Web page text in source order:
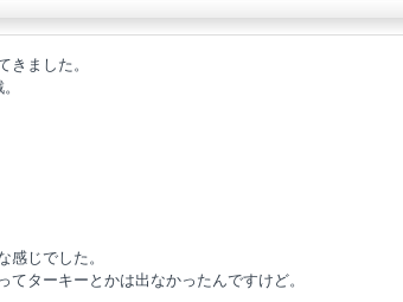
きました。
感じでした。
てターキーとかは出なかったんですけど。